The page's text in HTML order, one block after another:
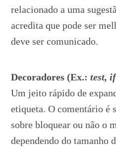
relacionado a uma
acredita que pode ser
deve ser comunicado.
Decoradores (Ex.:test,
Um jeito rápido de
etiqueta. O comentário é
sobre bloquear ou não o
dependendo do tamanho